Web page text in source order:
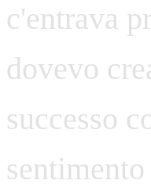
c'entrava
dovevo
successo